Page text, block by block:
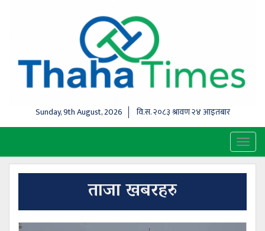
Sunday, 9th August, 2026 वि.स.२०८३ श्रावण २४ आइतबार
ताजा खबरहरु